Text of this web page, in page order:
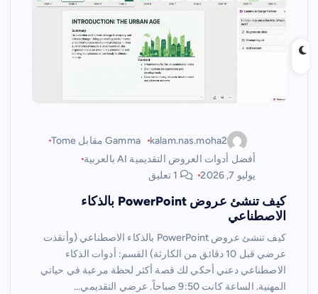
kalam.nas.moha2
Gamma مقابل Tome
أفضل أدوات العروض التقديمية AI بالعربية
يوليو 7, 2026
كيف تنشئ عروض PowerPoint بالذكاء
الاصطناعي
كيف تنشئ عروض PowerPoint بالذكاء الاصطناعي (وأنقذت
عرضي قبل 10 دقائق من الكارثة) القسم: أدوات الذكاء
الاصطناعي دعني أحكي لك قصة أكثر لحظة مرعبة في حياتي
المهنية. الساعة كانت 9:50 صباحاً. عرضي التقديمي…